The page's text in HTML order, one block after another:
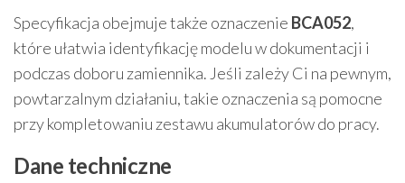
Specyfikacja obejmuje także oznaczenie BCA052,
które ułatwia identyfikację modelu w dokumentacji i
podczas doboru zamiennika. Jeśli zależy Ci na pewnym,
powtarzalnym działaniu, takie oznaczenia są pomocne
przy kompletowaniu zestawu akumulatorów do pracy.
Dane techniczne